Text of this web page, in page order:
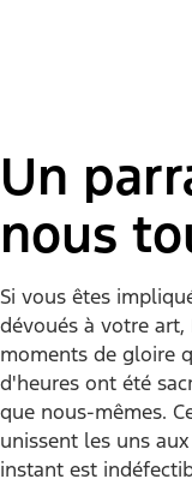
Un
nous
Si vous êtes
dévoués à votre
moments de gloire
d'heures ont été
que nous-mêmes.
unissent les uns
instant est